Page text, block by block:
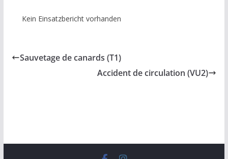
Kein Einsatzbericht vorhanden
Sauvetage de canards (T1)
Accident de circulation (VU2)